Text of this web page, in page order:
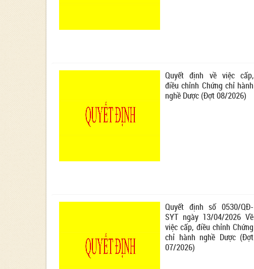
Quyết định về việc cấp,
điều chỉnh Chứng chỉ hành
nghề Dược (Đợt 08/2026)
Quyết định số 0530/QĐ-
SYT ngày 13/04/2026 Về
việc cấp, điều chỉnh Chứng
chỉ hành nghề Dược (Đợt
07/2026)